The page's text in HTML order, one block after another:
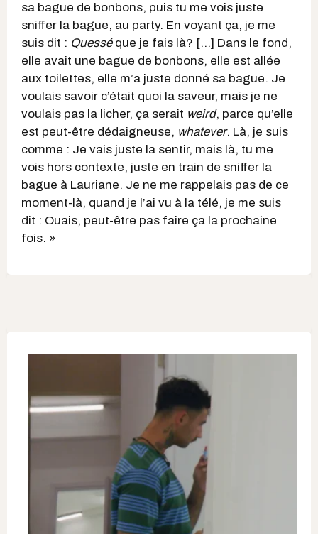
sa bague de bonbons, puis tu me vois juste
sniffer la bague, au party. En voyant ça, je me
suis dit : Quessé que je fais là? [...] Dans le fond,
elle avait une bague de bonbons, elle est allée
aux toilettes, elle m’a juste donné sa bague. Je
voulais savoir c’était quoi la saveur, mais je ne
voulais pas la licher, ça serait weird, parce qu’elle
est peut-être dédaigneuse, whatever. Là, je suis
comme : Je vais juste la sentir, mais là, tu me
vois hors contexte, juste en train de sniffer la
bague à Lauriane. Je ne me rappelais pas de ce
moment-là, quand je l’ai vu à la télé, je me suis
dit : Ouais, peut-être pas faire ça la prochaine
fois. »